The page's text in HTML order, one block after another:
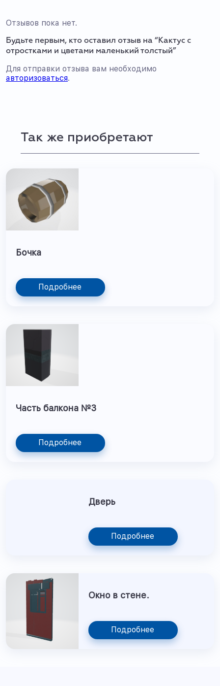
Отзывов пока нет.
Будьте первым, кто оставил отзыв на “Кактус с
отростками и цветами маленький толстый”
Для отправки отзыва вам необходимо
авторизоваться.
Так же приобретают
Бочка
Подробнее
Часть балкона №3
Подробнее
Дверь
Подробнее
Окно в стене.
Подробнее